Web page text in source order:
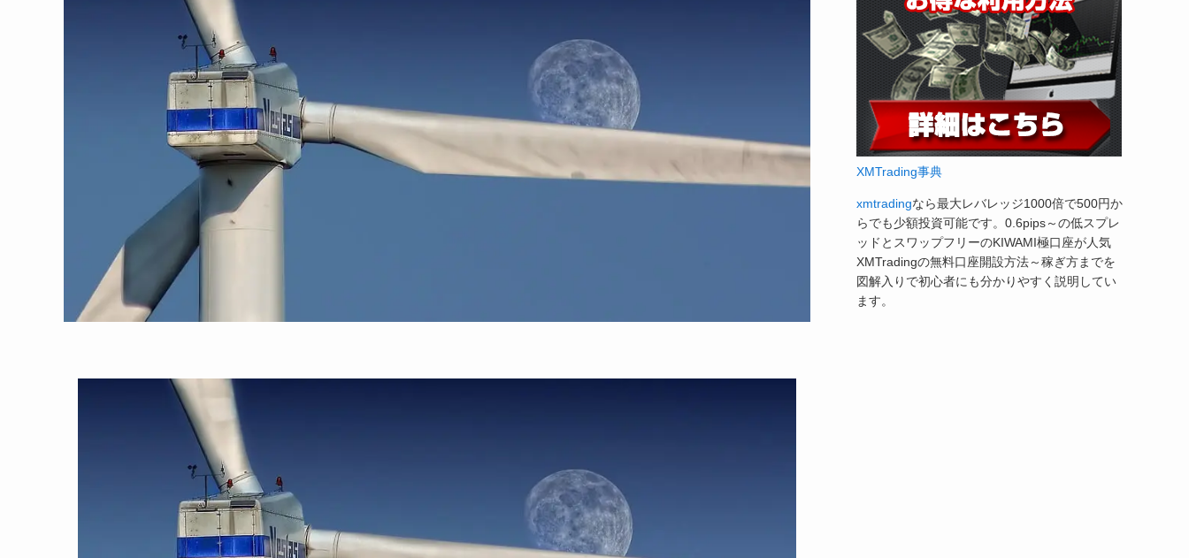
XMTrading事典
xmtradingなら最大レバレッジ1000倍で500円か
らでも少額投資可能です。0.6pips～の低スプレ
ッドとスワップフリーのKIWAMI極口座が人気
XMTradingの無料口座開設方法～稼ぎ方までを
図解入りで初心者にも分かりやすく説明してい
ます。